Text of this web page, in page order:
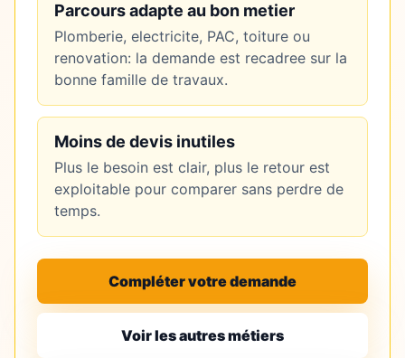
Parcours adapte au bon metier
Plomberie, electricite, PAC, toiture ou
renovation: la demande est recadree sur la
bonne famille de travaux.
Moins de devis inutiles
Plus le besoin est clair, plus le retour est
exploitable pour comparer sans perdre de
temps.
Compléter votre demande
Voir les autres métiers